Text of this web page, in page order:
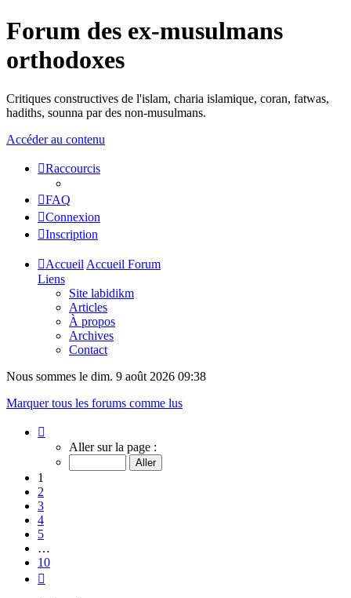
Forum des ex-musulmans
orthodoxes
Critiques constructives de l'islam, charia islamique, coran, fatwas,
hadiths, sounna par des non-musulmans.
Accéder au contenu
Raccourcis
FAQ
Connexion
Inscription
Accueil Accueil Forum
Liens
Site labidikm
Articles
À propos
Archives
Contact
Nous sommes le dim. 9 août 2026 09:38
Marquer tous les forums comme lus
sur
Aller sur la page :
1
2
3
4
5
…
10